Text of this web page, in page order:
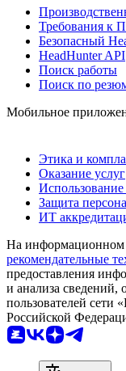
Требования к
Безопасный
HeadHunter API
Поиск работы
Поиск по
Мобильное
Этика и
Оказание услуг
Использование
Защита
ИТ
На информационном
рекомендательные
предоставления
и анализа сведений,
пользователей сети
Российской